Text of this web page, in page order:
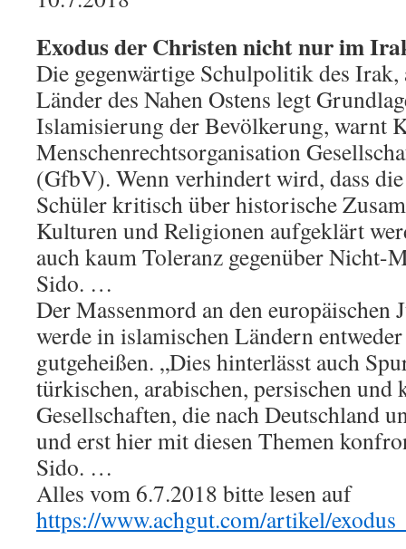
Exodus der Christen nicht nur im
Die gegenwärtige Schulpolitik des Irak,
Länder des Nahen Ostens legt
Islamisierung der Bevölkerung, warnt
Menschenrechtsorganisation
(GfbV). Wenn verhindert wird, dass
Schüler kritisch über historische
Kulturen und Religionen aufgeklärt
auch kaum Toleranz gegenüber
Sido. …
Der Massenmord an den europäischen
werde in islamischen Ländern
gutgeheißen. „Dies hinterlässt auch
türkischen, arabischen, persischen und
Gesellschaften, die nach Deutschland
und erst hier mit diesen Themen
Sido. …
Alles vom 6.7.2018 bitte lesen auf
https://www.achgut.com/artikel/